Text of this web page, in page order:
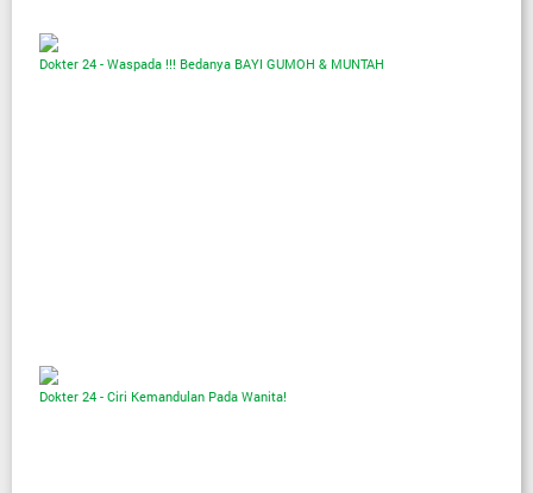
Dokter 24 - Waspada !!! Bedanya BAYI GUMOH & MUNTAH
Dokter 24 - Ciri Kemandulan Pada Wanita!